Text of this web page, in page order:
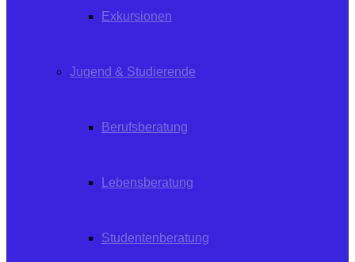
Exkursionen
Jugend & Studierende
Berufsberatung
Lebensberatung
Studentenberatung